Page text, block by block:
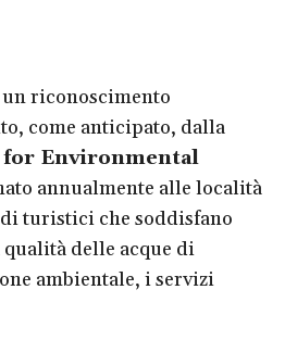
un riconoscimento
come anticipato, dalla
for Environmental
annualmente alle località
turistici che soddisfano
delle acque di
ambientale, i servizi